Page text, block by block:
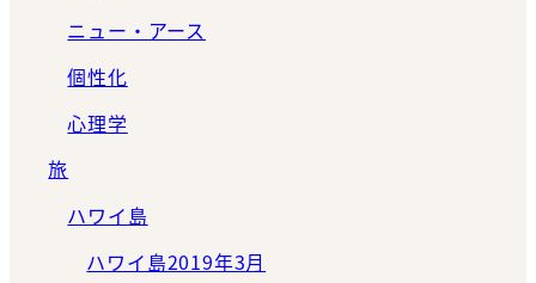
ニュー・アース
個性化
心理学
旅
ハワイ島
ハワイ島2019年3月